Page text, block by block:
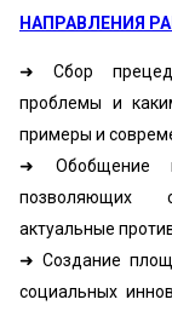
НАПРАВЛЕНИЯ
➜ Сбор
проблемы и
примеры и
➜ Обобщение
позволяющих
актуальные
➜ Создание
социальных